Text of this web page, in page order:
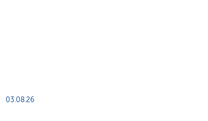
03.08.26